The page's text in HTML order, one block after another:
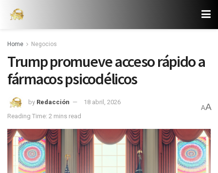
Home Negocios
Trump promueve acceso rápido a
fármacos psicodélicos
by Redacción
18 abril, 2026
Reading Time: 2 mins read
AA